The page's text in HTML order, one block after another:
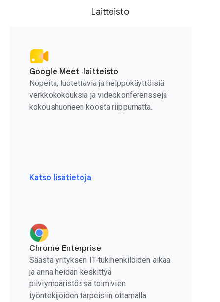
Laitteisto
Google Meet ‑laitteisto
Nopeita, luotettavia ja helppokäyttöisiä
verkkokokouksia ja videokonferensseja
kokoushuoneen koosta riippumatta.
Katso lisätietoja
Chrome Enterprise
Säästä yrityksen IT-tukihenkilöiden aikaa
ja anna heidän keskittyä
pilviympäristössä toimivien
työntekijöiden tarpeisiin ottamalla